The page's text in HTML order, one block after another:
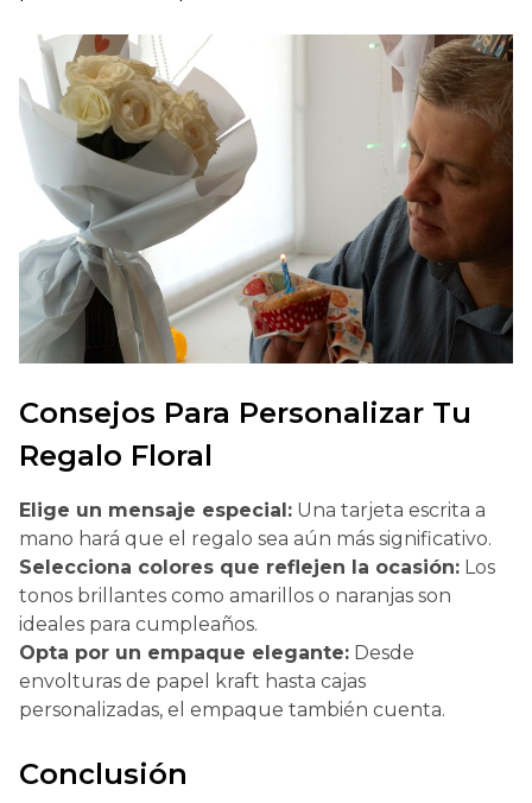
Consejos Para Personalizar Tu
Regalo Floral
Elige un mensaje especial: Una tarjeta escrita a
mano hará que el regalo sea aún más significativo.
Selecciona colores que reflejen la ocasión: Los
tonos brillantes como amarillos o naranjas son
ideales para cumpleaños.
Opta por un empaque elegante: Desde
envolturas de papel kraft hasta cajas
personalizadas, el empaque también cuenta.
Conclusión